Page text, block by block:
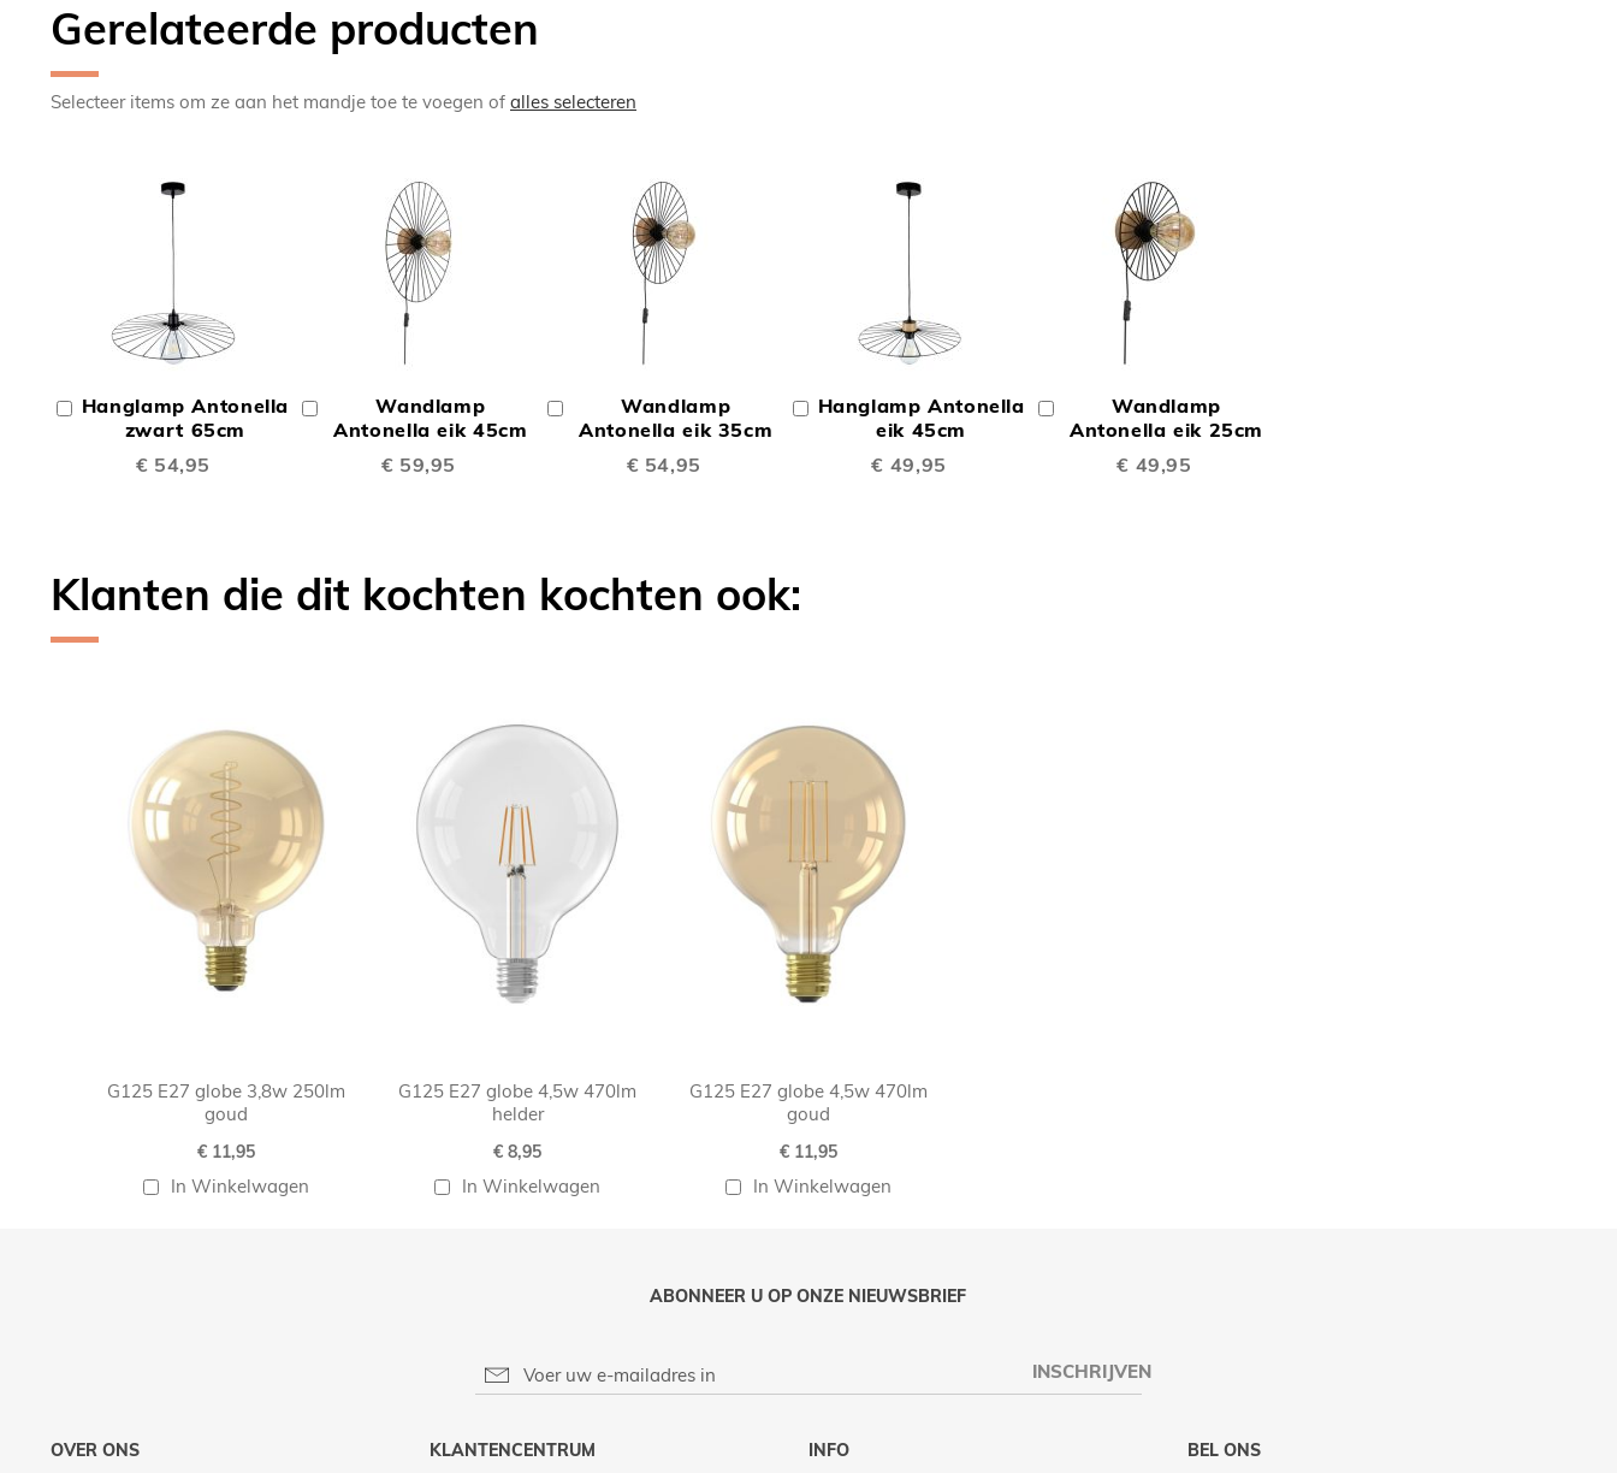
Gerelateerde producten
Selecteer items om ze aan het mandje toe te voegen of alles selecteren
Hanglamp Antonella
zwart 65cm
€ 54,95
In
Winkelwagen
TE
Wandlamp
Antonella eik 45cm
€ 59,95
Winkelwagen
TE
Wandlamp
Antonella eik 35cm
€ 54,95
Winkelwagen
TE
Hanglamp Antonella
eik 45cm
€ 49,95
In
Winkelwagen
Wandlamp
Antonella eik 25cm
€ 49,95
Winkelwagen
TE
Klanten die dit kochten kochten ook:
G125 E27 globe 3,8w 250lm
goud
€ 11,95
In Winkelwagen
G125 E27 globe 4,5w 470lm
helder
€ 8,95
In Winkelwagen
G125 E27 globe 4,5w 470lm
goud
€ 11,95
In Winkelwagen
ABONNEER U OP ONZE NIEUWSBRIEF
INSCHRIJVEN
OVER ONS KLANTENCENTRUM INFO BEL ONS